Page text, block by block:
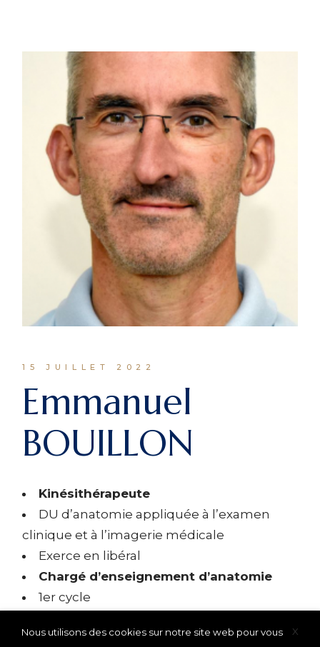
15 JUILLET 2022
Emmanuel
BOUILLON
Kinésithérapeute
DU d’anatomie appliquée à l’examen
clinique et à l’imagerie médicale
Exerce en libéral
Chargé d’enseignement d’anatomie
1er cycle
X
Nous utilisons des cookies sur notre site web pour vous